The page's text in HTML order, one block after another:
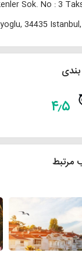
Sok. No : 3
34435
بندی
۴٫۵
مرتبط